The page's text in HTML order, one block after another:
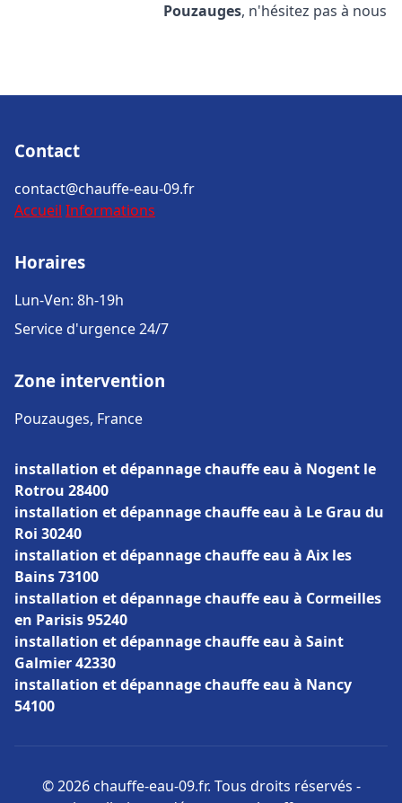
Pouzauges, n'hésitez pas à nous
Contact
contact@chauffe-eau-09.fr
Accueil Informations
Horaires
Lun-Ven: 8h-19h
Service d'urgence 24/7
Zone intervention
Pouzauges, France
installation et dépannage chauffe eau à Nogent le
Rotrou 28400
installation et dépannage chauffe eau à Le Grau du
Roi 30240
installation et dépannage chauffe eau à Aix les
Bains 73100
installation et dépannage chauffe eau à Cormeilles
en Parisis 95240
installation et dépannage chauffe eau à Saint
Galmier 42330
installation et dépannage chauffe eau à Nancy
54100
© 2026 chauffe-eau-09.fr. Tous droits réservés -